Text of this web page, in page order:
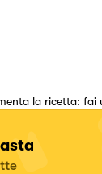
la ricetta: fai